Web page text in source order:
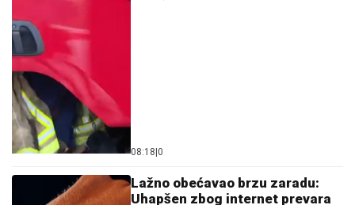
08:18 0
Lažno obećavao brzu zaradu:
Uhapšen zbog internet prevara